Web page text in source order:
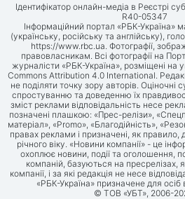
Ідентифікатор онлайн-медіа в Реєстрі
R40-05347
Інформаційний портал «РБК-Україна»
(українську, російську та англійську),
https://www.rbc.ua . Фотографії,
правовласникам. Всі фотографії на
журналісти «РБК-Україна», розміщені на
Commons Attribution 4.0 International.
не поділяти точку зору авторів. Оціночні
спростуванню та доведенню їх
зміст реклами відповідальність несе
позначені плашкою: «Прес-релізи»,
матеріал», «Promo», «Благодійність»,
правах реклами і призначені, як правило,
річного віку. «Новини компанії» - це
охоплює новини, події та оголошення,
компаній, базуються на пресрелізах,
компанії, і за які редакція не несе
«РБК-Україна» призначене для осіб
© ТОВ «УБТ», 2006-